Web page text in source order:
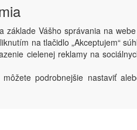
Copyright © TECHNO
základe Vášho správania na
na tlačidlo „Akceptujem“
cielenej reklamy na
podrobnejšie nastaviť